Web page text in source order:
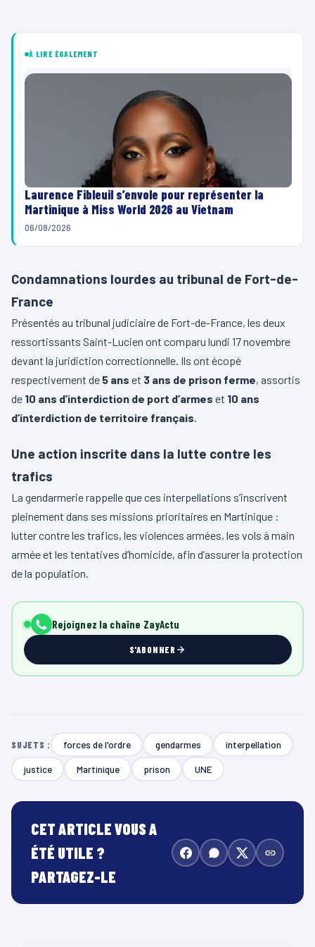
À LIRE ÉGALEMENT
Laurence Fibleuil s’envole pour représenter la
Martinique à Miss World 2026 au Vietnam
06/08/2026
Condamnations lourdes au tribunal de Fort-de-
France
Présentés au tribunal judiciaire de Fort-de-France, les deux
ressortissants Saint-Lucien ont comparu lundi 17 novembre
devant la juridiction correctionnelle. Ils ont écopé
respectivement de 5 ans et 3 ans de prison ferme, assortis
de 10 ans d’interdiction de port d’armes et 10 ans
d’interdiction de territoire français.
Une action inscrite dans la lutte contre les
trafics
La gendarmerie rappelle que ces interpellations s’inscrivent
pleinement dans ses missions prioritaires en Martinique :
lutter contre les trafics, les violences armées, les vols à main
armée et les tentatives d’homicide, afin d’assurer la protection
de la population.
Rejoignez la chaîne ZayActu
S'ABONNER
SUJETS : forces de l'ordre gendarmes interpellation
justice Martinique prison UNE
CET ARTICLE VOUS A
ÉTÉ UTILE ?
PARTAGEZ-LE